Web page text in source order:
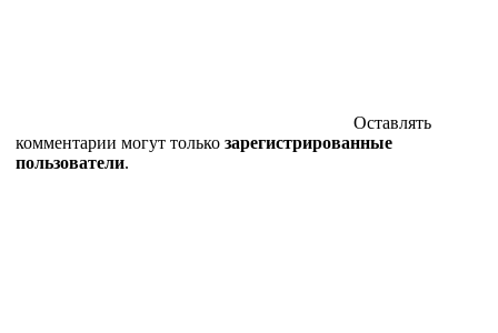
Оставлять
комментарии могут только зарегистрированные
пользователи.